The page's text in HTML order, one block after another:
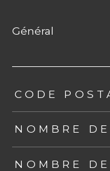
général
CODE
NOMBRE
NOMBRE